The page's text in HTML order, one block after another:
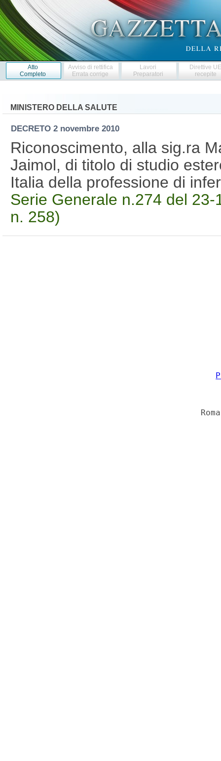
Atto
Completo
Avviso di rettifica
Errata corrige
Lavori
Preparatori
Direttive
recepite
MINISTERO DELLA SALUTE
DECRETO 2 novembre 2010
Riconoscimento, alla sig.ra
Jaimol, di titolo di studio
Italia della professione di
Serie Generale n.274 del
n. 258)